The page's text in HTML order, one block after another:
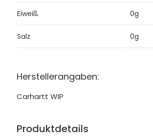
Eiweiß 0g
Salz 0g
Herstellerangaben:
Carhartt WIP
Produktdetails